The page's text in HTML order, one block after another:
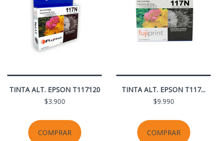
TINTA ALT. EPSON T117120
$3.900
COMPRAR
TINTA ALT. EPSON T117...
$9.990
COMPRAR